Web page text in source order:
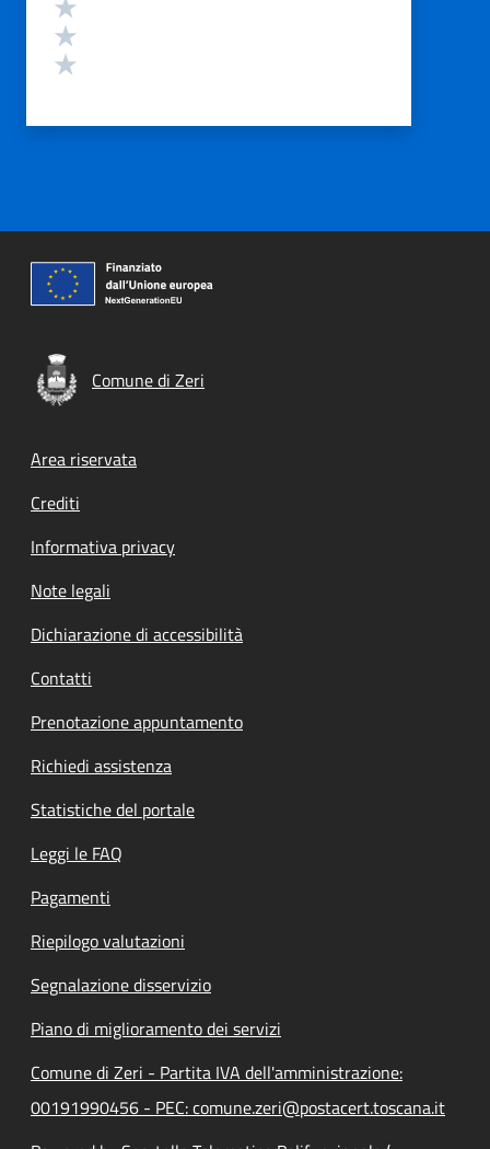
Comune di Zeri
Footer menu
Area riservata
Crediti
Informativa privacy
Note legali
Dichiarazione di accessibilità
Contatti
Prenotazione appuntamento
Richiedi assistenza
Statistiche del portale
Leggi le FAQ
Pagamenti
Riepilogo valutazioni
Segnalazione disservizio
Piano di miglioramento dei servizi
Comune di Zeri - Partita IVA dell'amministrazione:
00191990456 - PEC: comune.zeri@postacert.toscana.it